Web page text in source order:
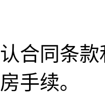
合同条
手续。